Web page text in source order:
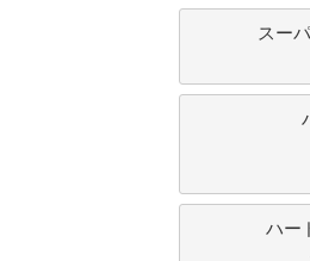
スー
ハー